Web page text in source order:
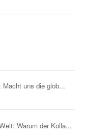
uns die glob...
Warum der Kolla...